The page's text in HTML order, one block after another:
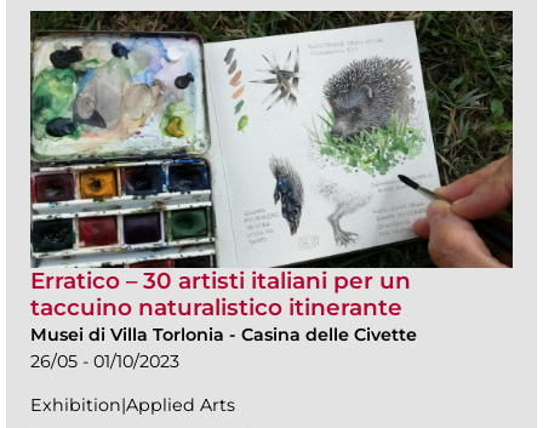
Erratico – 30 artisti italiani per un
taccuino naturalistico itinerante
Musei di Villa Torlonia - Casina delle Civette
26/05 - 01/10/2023
Exhibition|Applied Arts